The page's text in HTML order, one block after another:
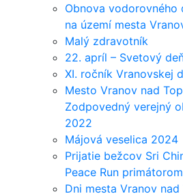
Obnova vodorovného
na území mesta
Malý zdravotník
22. apríl – Svetový
XI. ročník Vranovskej
Mesto Vranov nad
Zodpovedný verejný
2022
Májová veselica 2024
Prijatie bežcov Sri
Peace Run primátorom
Dni mesta Vranov